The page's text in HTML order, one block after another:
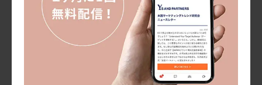
う」といった形で、生活の中の使い方まで見せることが
大切です。
2つ目は、秋冬らしい香ばしさや甘じょっぱさを活用す
ることです。メープル、ブラウンバター、キャラメル、